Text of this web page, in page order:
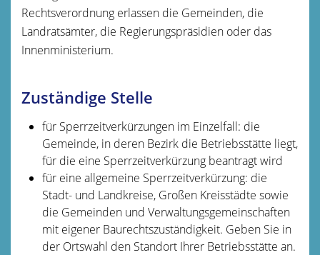
Rechtsverordnung erlassen die Gemeinden, die
Landratsämter, die Regierungspräsidien oder das
Innenministerium.
Zuständige Stelle
für Sperrzeitverkürzungen im Einzelfall: die
Gemeinde, in deren Bezirk die Betriebsstätte liegt,
für die eine Sperrzeitverkürzung beantragt wird
für eine allgemeine Sperrzeitverkürzung: die
Stadt- und Landkreise, Großen Kreisstädte sowie
die Gemeinden und Verwaltungsgemeinschaften
mit eigener Baurechtszuständigkeit. Geben Sie in
der Ortswahl den Standort Ihrer Betriebsstätte an.